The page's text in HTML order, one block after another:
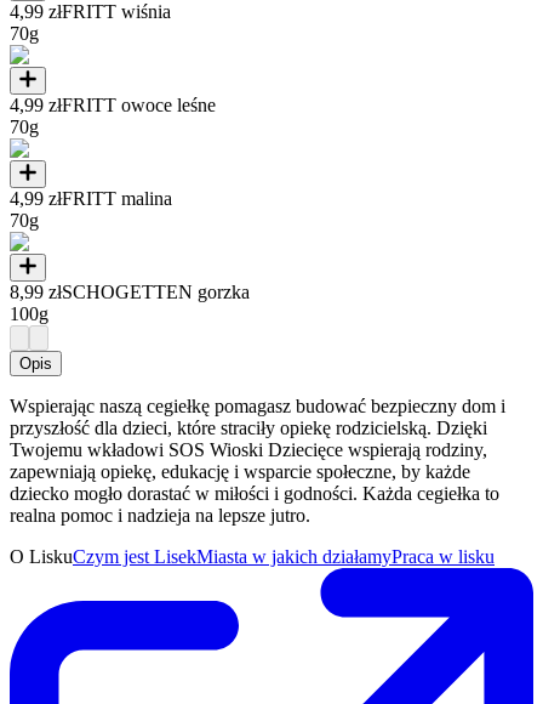
4,99 złFRITT wiśnia
70g
4,99 złFRITT owoce leśne
70g
4,99 złFRITT malina
70g
8,99 złSCHOGETTEN gorzka
100g
Opis
Wspierając naszą cegiełkę pomagasz budować bezpieczny dom i
przyszłość dla dzieci, które straciły opiekę rodzicielską. Dzięki
Twojemu wkładowi SOS Wioski Dziecięce wspierają rodziny,
zapewniają opiekę, edukację i wsparcie społeczne, by każde
dziecko mogło dorastać w miłości i godności. Każda cegiełka to
realna pomoc i nadzieja na lepsze jutro.
O LiskuCzym jest LisekMiasta w jakich działamyPraca w lisku